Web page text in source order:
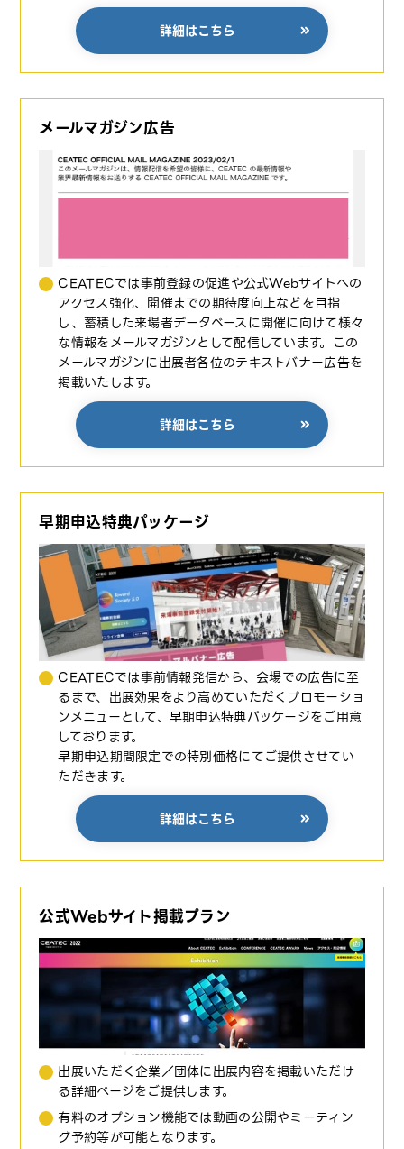
詳細はこちら
メールマガジン広告
CEATECでは事前登録の促進や公式Webサイトへの
アクセス強化、開催までの期待度向上などを目指
し、蓄積した来場者データベースに開催に向けて様々
な情報をメールマガジンとして配信しています。この
メールマガジンに出展者各位のテキストバナー広告を
掲載いたします。
詳細はこちら
早期申込特典パッケージ
CEATECでは事前情報発信から、会場での広告に至
るまで、出展効果をより高めていただくプロモーショ
ンメニューとして、早期申込特典パッケージをご用意
しております。
早期申込期間限定での特別価格にてご提供させてい
ただきます。
詳細はこちら
公式Webサイト掲載プラン
出展いただく企業／団体に出展内容を掲載いただけ
る詳細ページをご提供します。
有料のオプション機能では動画の公開やミーティン
グ予約等が可能となります。